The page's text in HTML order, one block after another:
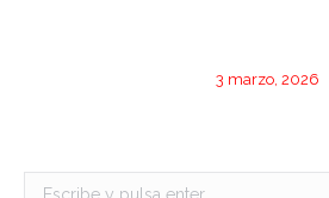
3 marzo, 2026
Buscar: